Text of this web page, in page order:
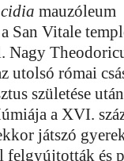
mauzóleum
San Vitale
Nagy
utolsó római
születése
a XVI.
játszó
felgyújtották és